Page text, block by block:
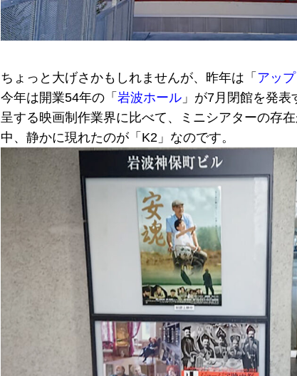
ちょっと大げさかもしれませんが、昨年は「 アッ
今年は開業54年の「 岩波ホール 」が7月閉館を発
呈する映画制作業界に比べて、ミニシアターの存
中、静かに現れたのが「K2」なのです。